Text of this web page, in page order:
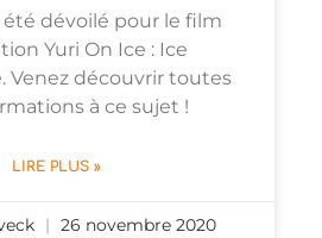
été dévoilé pour le film
Yuri On Ice : Ice
Venez découvrir toutes
à ce sujet !
LIRE PLUS »
26 novembre 2020